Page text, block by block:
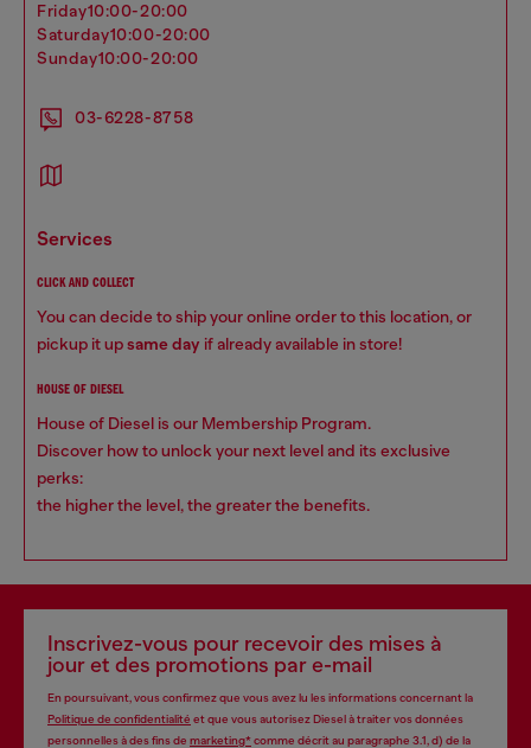
friday10:00-20:00
saturday10:00-20:00
sunday10:00-20:00
03-6228-8758
services
CLICK AND COLLECT
You can decide to ship your online order to this location, or
pickup it upsame day if already available in store!
HOUSE OF DIESEL
House of Diesel is our Membership Program.
Discover how to unlock your next level and its exclusive
perks:
the higher the level, the greater the benefits.
Inscrivez-vous pour recevoir des mises à
jour et des promotions par e-mail
En poursuivant, vous confirmez que vous avez lu les informations concernant la
Politique de confidentialité et que vous autorisez Diesel à traiter vos données
personnelles à des fins de marketing*comme décrit au paragraphe 3.1, d) de la